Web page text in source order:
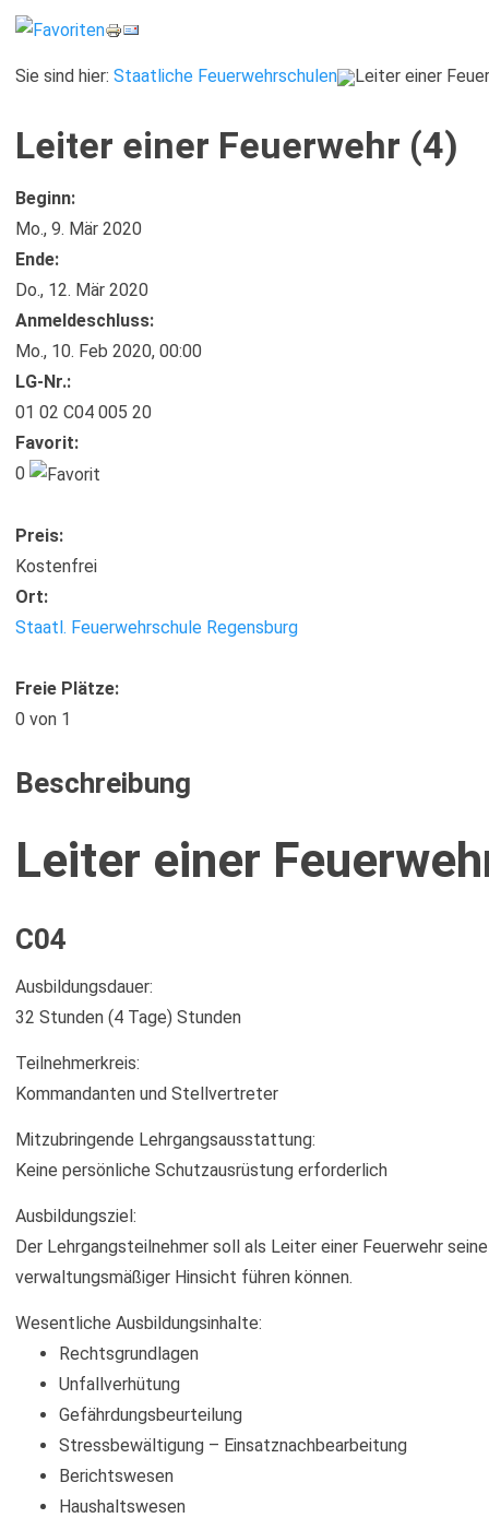
Sie sind hier: Staatliche Feuerwehrschulen Leiter einer
Leiter einer Feuerwehr (4)
Beginn:
Mo., 9. Mär 2020
Ende:
Do., 12. Mär 2020
Anmelde​schluss:
Mo., 10. Feb 2020, 00:00
LG-Nr.:
01 02 C04 005 20
Favorit:
0
Preis:
Kostenfrei
Ort:
Staatl. Feuerwehrschule Regensburg
Freie Plätze:
0 von 1
Beschreibung
Leiter einer
C04
Ausbildungsdauer:
32 Stunden (4 Tage) Stunden
Teilnehmerkreis:
Kommandanten und Stellvertreter
Mitzubringende Lehrgangsausstattung:
Keine persönliche Schutzausrüstung erforderlich
Ausbildungsziel:
Der Lehrgangsteilnehmer soll als Leiter einer Feuerwehr
verwaltungsmäßiger Hinsicht führen können.
Wesentliche Ausbildungsinhalte:
Rechtsgrundlagen
Unfallverhütung
Gefährdungsbeurteilung
Stressbewältigung – Einsatznachbearbeitung
Berichtswesen
Haushaltswesen